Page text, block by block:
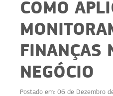
COMO
FINANÇAS
NEGÓCIO
Postado em: 06 de Dezembro